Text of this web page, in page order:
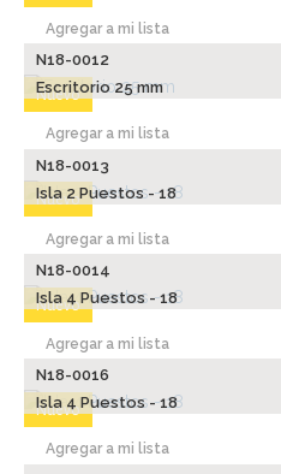
Agregar a mi lista
Nuevo
N18-0012
Escritorio 25 mm
Agregar a mi lista
Nuevo
N18-0013
Isla 2 Puestos - 18
Agregar a mi lista
Nuevo
N18-0014
Isla 4 Puestos - 18
Agregar a mi lista
Nuevo
N18-0016
Isla 4 Puestos - 18
Agregar a mi lista